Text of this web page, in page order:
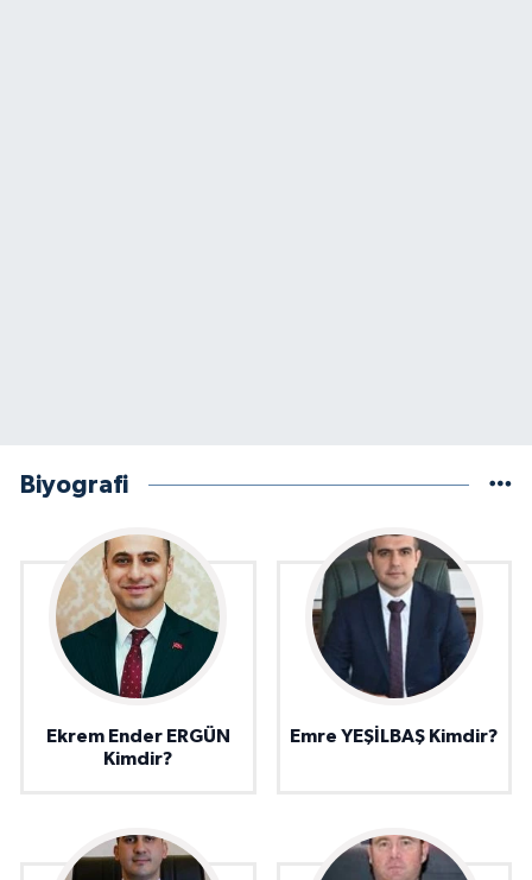
Biyografi
Ekrem Ender ERGÜN
Kimdir?
Emre YEŞİLBAŞ Kimdir?